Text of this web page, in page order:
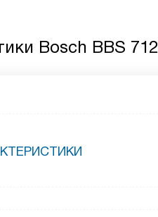
Bosch BBS